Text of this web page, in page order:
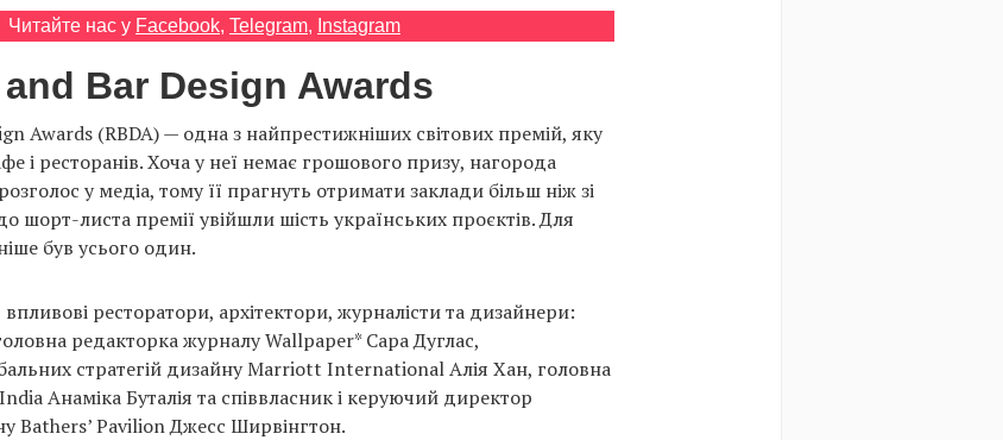
Читайте нас у Facebook, Telegram, Instagram
Bar Design Awards
Awards (RBDA) — одна з найпрестижніших світових премій, яку
і ресторанів. Хоча у неї немає грошового призу, нагорода
у медіа, тому її прагнуть отримати заклади більш ніж зі
шорт-листа премії увійшли шість українських проєктів. Для
був усього один.
ресторатори, архітектори, журналісти та дизайнери:
редакторка журналу Wallpaper* Сара Дуглас,
стратегій дизайну Marriott International Алія Хан, головна
Анаміка Буталія та співвласник і керуючий директор
Bathers’ Pavilion Джесс Ширвінгтон.